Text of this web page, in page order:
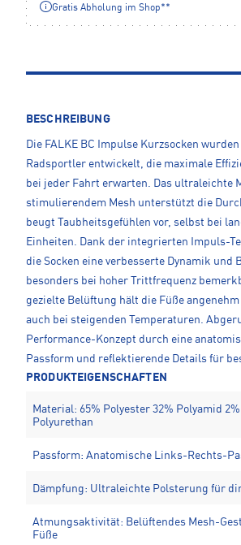
Gratis Abholung im Shop**
BESCHREIBUNG
Die FALKE BC Impulse Kurzsocken
Radsportler entwickelt, die maximale
bei jeder Fahrt erwarten. Das ultraleichte
stimulierendem Mesh unterstützt die
beugt Taubheitsgefühlen vor, selbst bei
Einheiten. Dank der integrierten Impuls-
die Socken eine verbesserte Dynamik und
besonders bei hoher Trittfrequenz
gezielte Belüftung hält die Füße
auch bei steigenden Temperaturen.
Performance-Konzept durch eine
Passform und reflektierende Details für
PRODUKTEIGENSCHAFTEN
Material: 65% Polyester 32% Polyamid
Polyurethan
Passform: Anatomische Links-Rechts-
Dämpfung: Ultraleichte Polsterung für
Atmungsaktivität: Belüftendes Mesh-
Füße